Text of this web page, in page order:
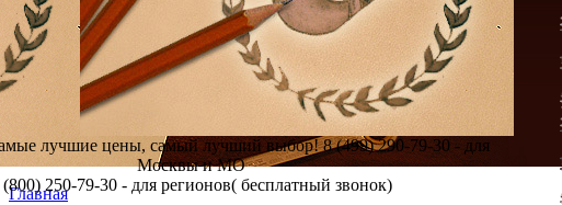
лучшие цены, самый лучший выбор! 8 (499) 290-79-30 - для
Москвы и МО
(800) 250-79-30 - для регионов( бесплатный звонок)
Главная